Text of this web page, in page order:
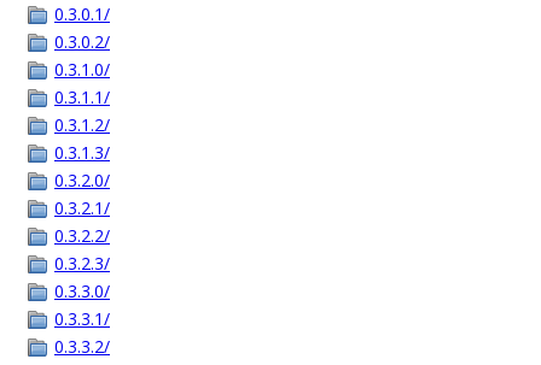
0.3.0.1/
0.3.0.2/
0.3.1.0/
0.3.1.1/
0.3.1.2/
0.3.1.3/
0.3.2.0/
0.3.2.1/
0.3.2.2/
0.3.2.3/
0.3.3.0/
0.3.3.1/
0.3.3.2/